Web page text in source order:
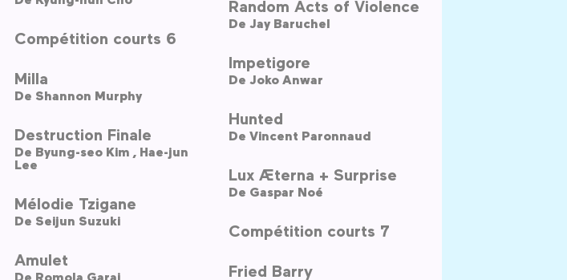
Compétition courts 6
Milla
De Shannon Murphy
Destruction Finale
De Byung-seo Kim , Hae-jun
Lee
Mélodie Tzigane
De Seijun Suzuki
Amulet
De Romola Garai
Random Acts of Violence
De Jay Baruchel
Impetigore
De Joko Anwar
Hunted
De Vincent Paronnaud
Lux Æterna + Surprise
De Gaspar Noé
Compétition courts 7
Fried Barry